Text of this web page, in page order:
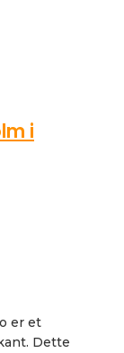
i
er et
Dette